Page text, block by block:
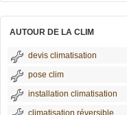
AUTOUR DE LA CLIM
devis climatisation
pose clim
installation climatisation
climatisation réversible